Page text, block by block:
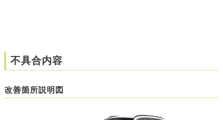
不具合内容
改善箇所説明図